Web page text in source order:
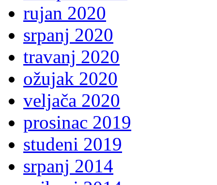
rujan 2020
srpanj 2020
travanj 2020
ožujak 2020
veljača 2020
prosinac 2019
studeni 2019
srpanj 2014